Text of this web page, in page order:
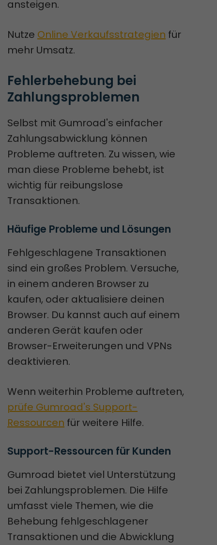
ansteigen.
Nutze Online Verkaufsstrategien für
mehr Umsatz.
Fehlerbehebung bei
Zahlungsproblemen
Selbst mit Gumroad's einfacher
Zahlungsabwicklung können
Probleme auftreten. Zu wissen, wie
man diese Probleme behebt, ist
wichtig für reibungslose
Transaktionen.
Häufige Probleme und Lösungen
Fehlgeschlagene Transaktionen
sind ein großes Problem. Versuche,
in einem anderen Browser zu
kaufen, oder aktualisiere deinen
Browser. Du kannst auch auf einem
anderen Gerät kaufen oder
Browser-Erweiterungen und VPNs
deaktivieren.
Wenn weiterhin Probleme auftreten,
prüfe Gumroad's Support-
Ressourcen für weitere Hilfe.
Support-Ressourcen für Kunden
Gumroad bietet viel Unterstützung
bei Zahlungsproblemen. Die Hilfe
umfasst viele Themen, wie die
Behebung fehlgeschlagener
Transaktionen und die Abwicklung